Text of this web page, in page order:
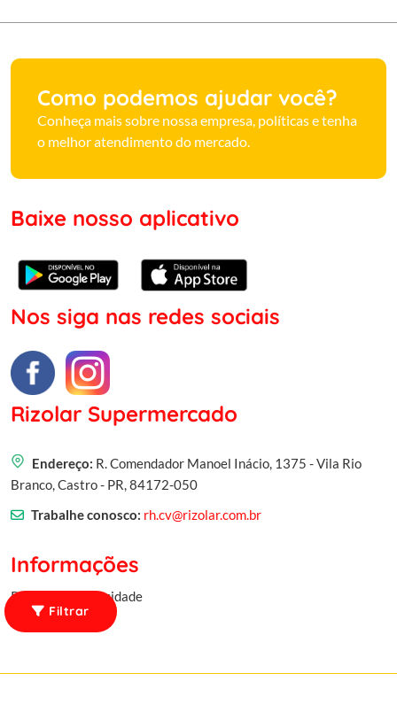
Filtrar
Como podemos ajudar você?
Conheça mais sobre nossa empresa, políticas e tenha
o melhor atendimento do mercado.
Baixe nosso aplicativo
Nos siga nas redes sociais
Rizolar Supermercado
Endereço: R. Comendador Manoel Inácio, 1375 - Vila Rio
Branco, Castro - PR, 84172-050
Trabalhe conosco: rh.cv@rizolar.com.br
Informações
Política de privacidade